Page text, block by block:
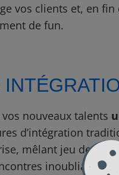
vos clients et, en
de fun.
vos nouveaux talents
d’intégration
mêlant jeu de
inoubliables.